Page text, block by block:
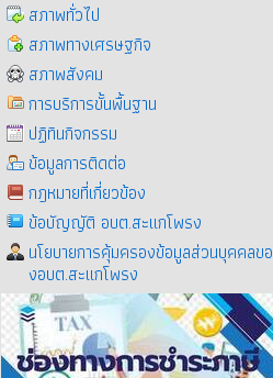
สภาพทั่วไป
สภาพทางเศรษฐกิจ
สภาพสังคม
การบริการขั้นพื้นฐาน
ปฏิทินกิจกรรม
ข้อมูลการติดต่อ
กฎหมายที่เกี่ยวข้อง
ข้อบัญญัติ อบต.สะแกโพรง
นโยบายการคุ้มครองข้อมูลส่วนบุคคลขอ
งอบต.สะแกโพรง